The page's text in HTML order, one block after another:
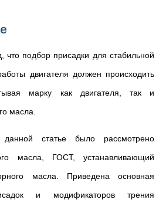
что подбор присадки для стабильной
двигателя должен происходить
марку как двигателя, так и
масла.
статье было рассмотрено
масла, ГОСТ, устанавливающий
масла. Приведена основная
и модификаторов трения